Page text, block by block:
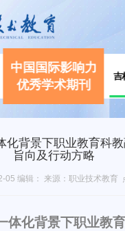
中国国际影响力
优秀学术期刊
吉
化背景下职业教育科教
旨向及行动方略
05 编辑： 来源：职业技术教育
体化背景下职业教